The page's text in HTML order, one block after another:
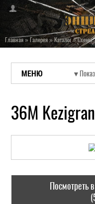
Главная»Галерея»Каталог»Схемы
МЕНЮ
36M
Посмотреть